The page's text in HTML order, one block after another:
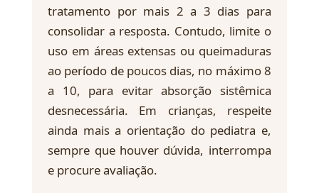
tratamento por mais 2 a 3 dias para
consolidar a resposta. Contudo, limite o
uso em áreas extensas ou queimaduras
ao período de poucos dias, no máximo 8
a 10, para evitar absorção sistêmica
desnecessária. Em crianças, respeite
ainda mais a orientação do pediatra e,
sempre que houver dúvida, interrompa
e procure avaliação.